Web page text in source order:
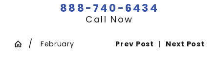
888-740-6434
Call Now
February Prev Post | Next Post